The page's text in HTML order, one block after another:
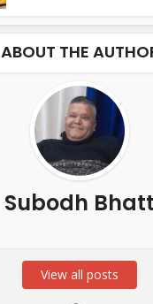
ABOUT THE
Subodh Bhatt
View all posts